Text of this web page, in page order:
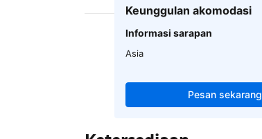
Keunggulan akomodasi
Informasi sarapan
Asia
Pesan sekarang